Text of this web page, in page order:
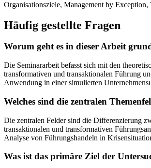
Organisationsziele, Management by Exception,
Häufig gestellte Fragen
Worum geht es in dieser Arbeit
Die Seminararbeit befasst sich mit den
transformativen und transaktionalen Führung
Anwendung in einer simulierten
Welches sind die zentralen
Die zentralen Felder sind die Differenzierung
transaktionalen und transformativen
Analyse von Führungshandeln in
Was ist das primäre Ziel der